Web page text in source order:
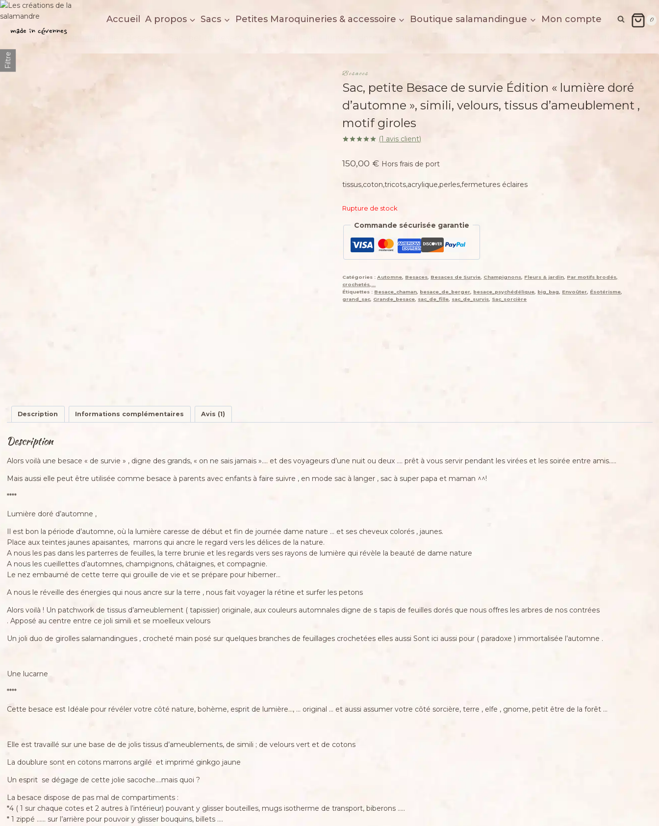
Aller
au
contenu
Les créations de la salamandre
made in cévennes
Accueil A propos Sacs Petites Maroquineries & accessoire Boutique salamandingue Mon compte 0
Echoppe salamandingue
Besaces
Sac, petite Besace de survie Édition « lumière doré
d’automne », simili, velours, tissus d’ameublement ,
motif giroles
surnotation
client
(1 avis client)
150,00 € Hors frais de port
tissus,coton,tricots,acrylique,perles,fermetures éclaires
Rupture de stock
Commande sécurisée garantie
Catégories :Automne Besaces Besaces de Survie Champignons Fleurs & jardin
Par motifs brodés,
crochetés,...
Étiquettes : Besace_chaman besace_de_berger besace_psychédélique big_bag Envoûter Ésotérisme
grand_sac
Grande_besace sac_de_fille sac_de_survis Sac_sorcière
Description Informations complémentaires Avis (1)
Description
Alors voilà une besace « de survie » , digne des grands, « on ne sais jamais »…. et des voyageurs d’une nuit ou deux …. prêt à vous servir pendant les virées et les soirée entre amis…..
Mais aussi elle peut être utilisée comme besace à parents avec enfants à faire suivre , en mode sac à langer , sac à super papa et maman ^^!
****
Lumière doré d’automne ,
Il est bon la période d’automne, où la lumière caresse de début et fin de journée dame nature … et ses cheveux colorés , jaunes.
Place aux teintes jaunes apaisantes, marrons qui ancre le regard vers les délices de la nature.
A nous les pas dans les parterres de feuilles, la terre brunie et les regards vers ses rayons de lumière qui révèle la beauté de dame nature
A nous les cueillettes d’automnes, champignons, châtaignes, et compagnie.
Le nez embaumé de cette terre qui grouille de vie et se prépare pour hiberner…
A nous le réveille des énergies qui nous ancre sur la terre , nous fait voyager la rétine et surfer les petons
Alors voilà ! Un patchwork de tissus d’ameublement ( tapissier) originale, aux couleurs automnales digne de s tapis de feuilles dorés que nous offres les arbres de nos contrées
. Apposé au centre entre ce joli simili et se moelleux velours
Un joli duo de girolles salamandingues , crocheté main posé sur quelques branches de feuillages crochetées elles aussi Sont ici aussi pour ( paradoxe ) immortalisée l’automne .
Une lucarne
****
Cette besace est Idéale pour révéler votre côté nature, bohème, esprit de lumière…, … original … et aussi assumer votre côté sorcière, terre , elfe , gnome, petit être de la forêt …
Elle est travaillé sur une base de de jolis tissus d’ameublements, de simili ; de velours vert et de cotons
La doublure sont en cotons marrons argilé et imprimé ginkgo jaune
Un esprit se dégage de cette jolie sacoche….mais quoi ?
La besace dispose de pas mal de compartiments :
*4 ( 1 sur chaque cotes et 2 autres à l’intérieur) pouvant y glisser bouteilles, mugs isotherme de transport, biberons …..
* 1 zippé …… sur l’arrière pour pouvoir y glisser bouquins, billets ….
Filtre